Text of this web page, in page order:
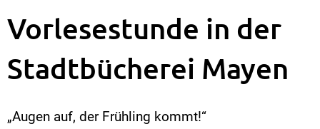
Vorlesestunde in der
Stadtbücherei Mayen
„Augen auf, der Frühling kommt!“